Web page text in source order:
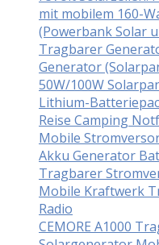
mit mobilem 160-
(Powerbank Solar
Tragbarer
Generator
50W/100W
Lithium-
Reise Camping
Mobile
Akku Generator
Tragbarer
Mobile Kraftwerk
Radio
CEMORE A1000